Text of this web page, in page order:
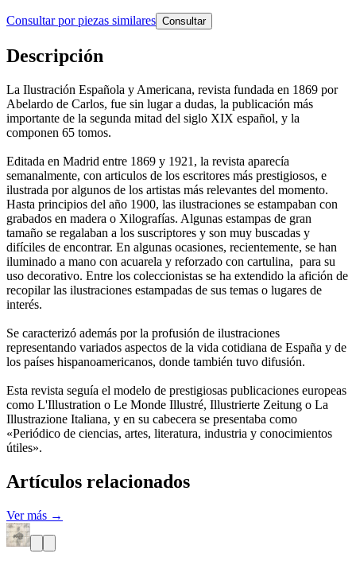
Consultar por piezas similares Consultar
Descripción
La Ilustración Española y Americana, revista fundada en 1869 por
Abelardo de Carlos, fue sin lugar a dudas, la publicación más
importante de la segunda mitad del siglo XIX español, y la
componen 65 tomos.
Editada en Madrid entre 1869 y 1921, la revista aparecía
semanalmente, con articulos de los escritores más prestigiosos, e
ilustrada por algunos de los artistas más relevantes del momento.
Hasta principios del año 1900, las ilustraciones se estampaban con
grabados en madera o Xilografías. Algunas estampas de gran
tamaño se regalaban a los suscriptores y son muy buscadas y
difíciles de encontrar. En algunas ocasiones, recientemente, se han
iluminado a mano con acuarela y reforzado con cartulina, para su
uso decorativo. Entre los coleccionistas se ha extendido la afición de
recopilar las ilustraciones estampadas de sus temas o lugares de
interés.
Se caracterizó además por la profusión de ilustraciones
representando variados aspectos de la vida cotidiana de España y de
los países hispanoamericanos, donde también tuvo difusión.
Esta revista seguía el modelo de prestigiosas publicaciones europeas
como L'Illustration o Le Monde Illustré, Illustrierte Zeitung o La
Illustrazione Italiana, y en su cabecera se presentaba como
«Periódico de ciencias, artes, literatura, industria y conocimientos
útiles».
Artículos relacionados
Ver más →